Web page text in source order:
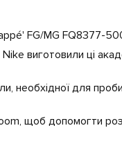
FG/MG FQ8377-
виготовили ці
необхідної для
щоб допомогти